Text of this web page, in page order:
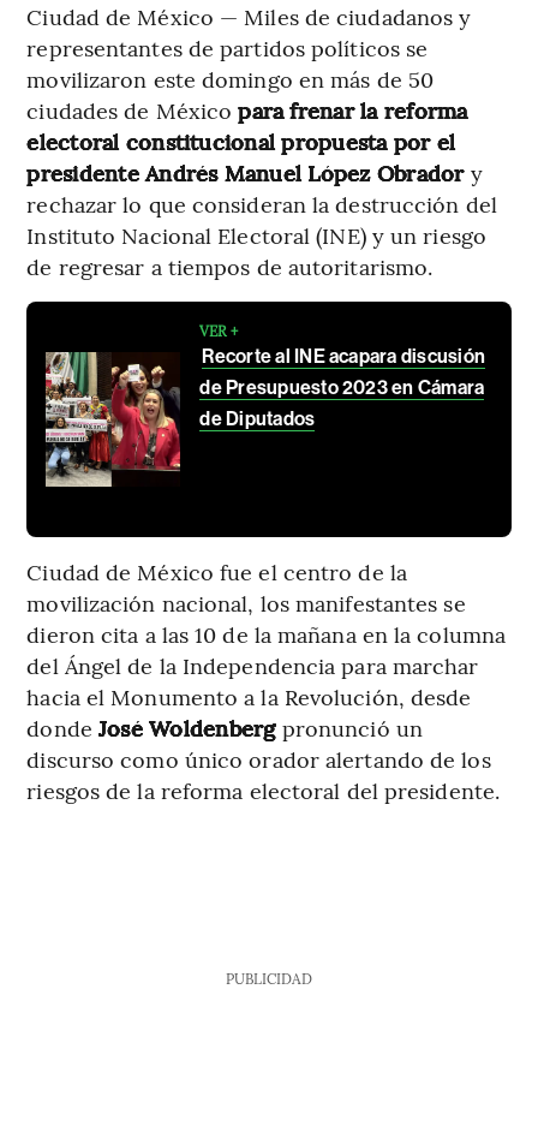
Ciudad de México — Miles de ciudadanos y
representantes de partidos políticos se
movilizaron este domingo en más de 50
ciudades de Méxicopara frenar la reforma
electoral constitucional propuesta por el
presidente Andrés Manuel López Obrador y
rechazar lo que consideran la destrucción del
Instituto Nacional Electoral (INE) y un riesgo
de regresar a tiempos de autoritarismo.
VER +
Recorte al INE acapara discusión
de Presupuesto 2023 en Cámara
de Diputados
Ciudad de México fue el centro de la
movilización nacional, los manifestantes se
dieron cita a las 10 de la mañana en la columna
del Ángel de la Independencia para marchar
hacia el Monumento a la Revolución, desde
donde José Woldenbergpronunció un
discurso como único orador alertando de los
riesgos de la reforma electoral del presidente.
PUBLICIDAD